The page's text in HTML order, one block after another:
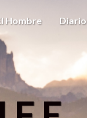
Hombre